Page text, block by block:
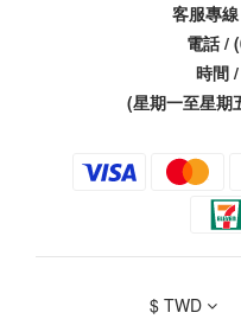
客服專
電話 /
時間
(星期一至星期
$ TWD